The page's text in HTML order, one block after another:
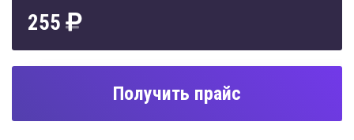
255
Получить прайс